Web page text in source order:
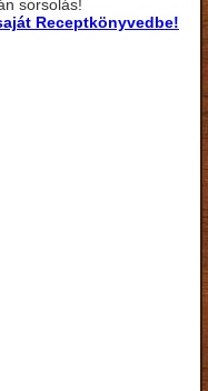
sorsolás!
Receptkönyvedbe!